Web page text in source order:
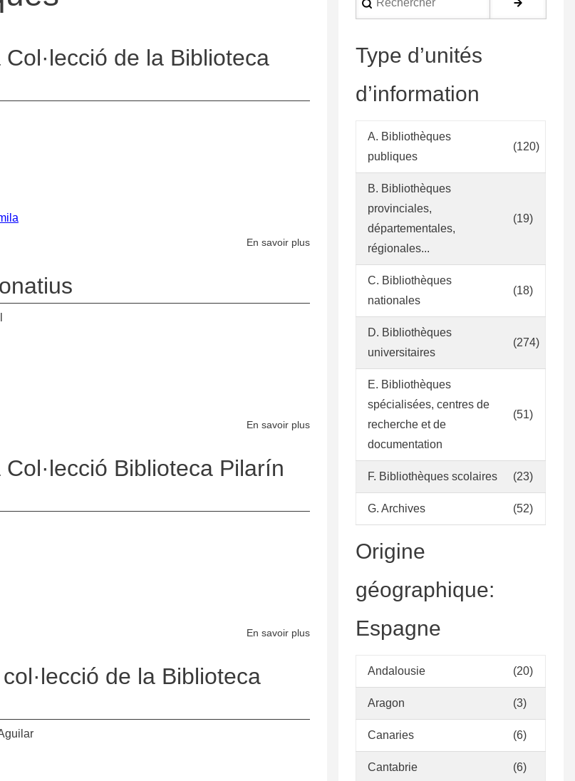
de la Biblioteca
En savoir plussur
Desenvolupament
En savoir plussur
donatius
Biblioteca Pilarín
En savoir plussur
Desenvolupament
la
de la Biblioteca
Type d’unités
d’information
A. Bibliothèques
publiques
(120)
B. Bibliothèques
provinciales,
départementales,
régionales...
(19)
C. Bibliothèques
nationales
(18)
D. Bibliothèques
universitaires
(274)
E. Bibliothèques
spécialisées, centres de
recherche et de
documentation
(51)
F. Bibliothèques scolaires (23)
G. Archives (52)
Origine
géographique:
Espagne
Andalousie (20)
Aragon (3)
Canaries (6)
Cantabrie (6)